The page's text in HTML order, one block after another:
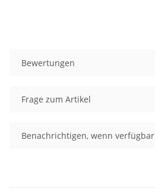
Bewertungen
Frage zum Artikel
Benachrichtigen, wenn verfügbar